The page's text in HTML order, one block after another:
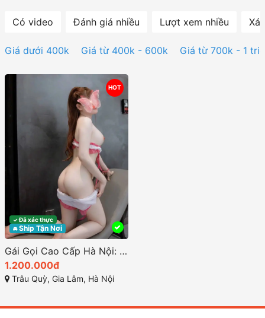
Có video Đánh giá nhiều Lượt xem nhiều
Giá dưới 400k Giá từ 400k - 600k Giá từ 700k - 1
✓Đã xác thực
🚘Ship Tận Nơi
HOT
Gái Gọi Cao Cấp Hà Nội: Trải Nghiệm Tình Dục Hạng Sang
1.200.000đ
Trâu Quỳ, Gia Lâm, Hà Nội